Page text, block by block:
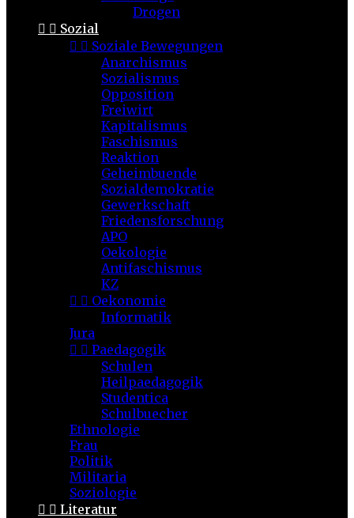
Drogen
  Sozial
  Soziale Bewegungen
Anarchismus
Sozialismus
Opposition
Freiwirt
Kapitalismus
Faschismus
Reaktion
Geheimbuende
Sozialdemokratie
Gewerkschaft
Friedensforschung
APO
Oekologie
Antifaschismus
KZ
  Oekonomie
Informatik
Jura
  Paedagogik
Schulen
Heilpaedagogik
Studentica
Schulbuecher
Ethnologie
Frau
Politik
Militaria
Soziologie
  Literatur